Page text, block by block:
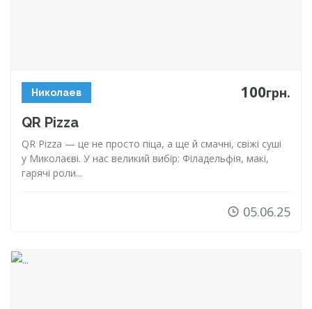
Николаев 100грн.
QR Pizza
QR Pizza — це не просто піца, а ще й смачні, свіжі суші
у Миколаєві. У нас великий вибір: Філадельфія, макі,
гарячі роли...
05.06.25